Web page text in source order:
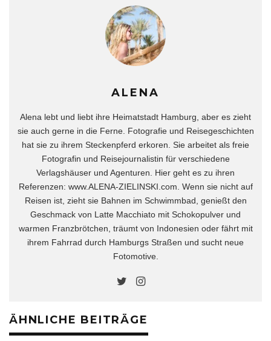
ALENA
Alena lebt und liebt ihre Heimatstadt Hamburg, aber es zieht
sie auch gerne in die Ferne. Fotografie und Reisegeschichten
hat sie zu ihrem Steckenpferd erkoren. Sie arbeitet als freie
Fotografin und Reisejournalistin für verschiedene
Verlagshäuser und Agenturen. Hier geht es zu ihren
Referenzen: www.ALENA-ZIELINSKI.com. Wenn sie nicht auf
Reisen ist, zieht sie Bahnen im Schwimmbad, genießt den
Geschmack von Latte Macchiato mit Schokopulver und
warmen Franzbrötchen, träumt von Indonesien oder fährt mit
ihrem Fahrrad durch Hamburgs Straßen und sucht neue
Fotomotive.
ÄHNLICHE BEITRÄGE